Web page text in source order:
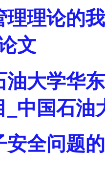
理理论的
文
油大学华
_中国石油
安全问题